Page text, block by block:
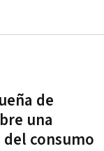
de
una
consumo